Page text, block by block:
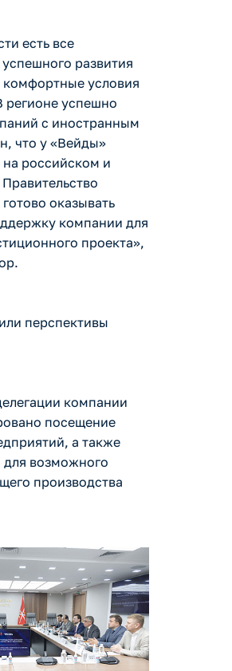
есть все
развития
условия
регионе успешно
с иностранным
что у «Вейды»
российском и
оказывать
компании для
проекта»,
перспективы
компании
посещение
а также
возможного
производства